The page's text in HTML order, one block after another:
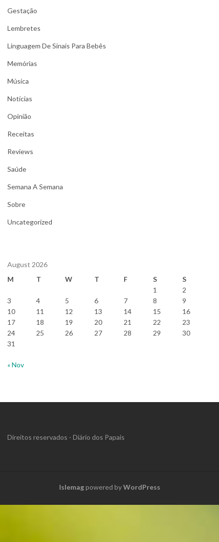
Gestação
Lembretes
Linguagem De Sinais Para Bebês
Memórias
Música
Notícias
Opinião
Receitas
Reviews
Saúde
Semana A Semana
Sobre
Uncategorized
August 2026
M
T W T F S
S
1
2
3
4 5 6 7 8
9
10
11 12 13 14 15
16
17
18 19 20 21 22
23
24
25 26 27 28 29
30
31
« Nov
Direitos reservados - Diário dos Papais
Islemagpowered byWordPress